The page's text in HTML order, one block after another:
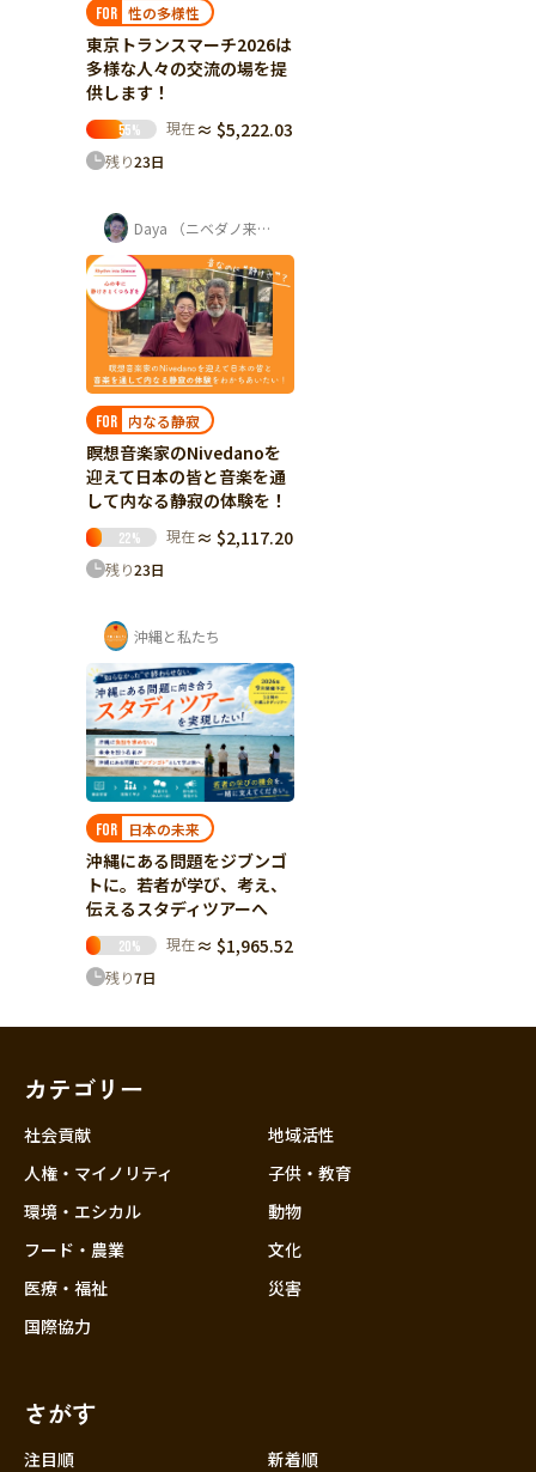
FOR 性の多様性
東京トランスマーチ2026は
多様な人々の交流の場を提
供します！
55% 現在 ≈ $5,222.03
残り23日
Daya （ニベダノ来日実行委員会 発起人）
FOR 内なる静寂
瞑想音楽家のNivedanoを
迎えて日本の皆と音楽を通
して内なる静寂の体験を！
22% 現在 ≈ $2,117.20
残り23日
沖縄と私たち
FOR 日本の未来
沖縄にある問題をジブンゴ
トに。若者が学び、考え、
伝えるスタディツアーへ
20% 現在 ≈ $1,965.52
残り7日
カテゴリー
社会貢献
人権・マイノリティ
環境・エシカル
フード・農業
医療・福祉
国際協力
地域活性
子供・教育
動物
文化
災害
さがす
注目順
新着順